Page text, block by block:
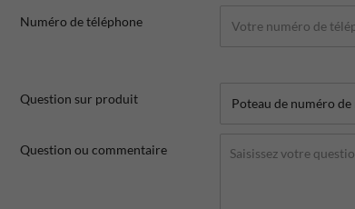
Numéro de téléphone
Question sur produit
Question ou commentaire